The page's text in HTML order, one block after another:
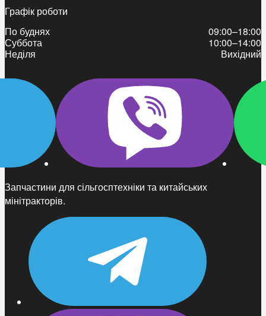
Запчастини для сільгосптехніки та китайських
мінітракторів.
Графік роботи
По буднях
09:00–18:00
Суббота
10:00–14:00
Неділя
Вихідний